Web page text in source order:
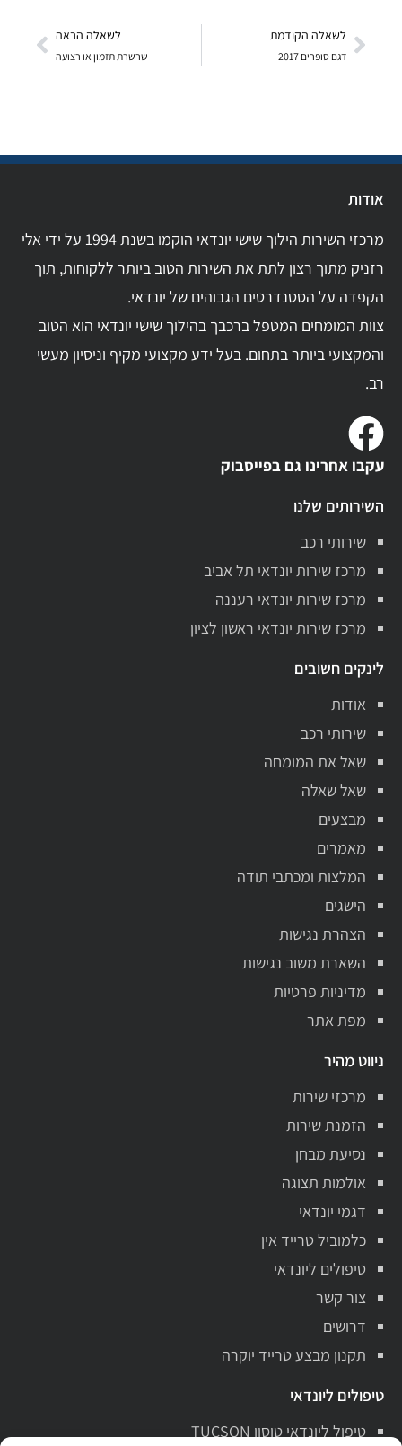
לשאלה הקודמת
דגם סופרים 2017
לשאלה הבאה
שרשרת תזמון או רצועה
אודות
מרכזי השירות הילוך שישי יונדאי הוקמו בשנת 1994 על ידי אלי
רזניק מתוך רצון לתת את השירות הטוב ביותר ללקוחות, תוך
הקפדה על הסטנדרטים הגבוהים של יונדאי.
צוות המומחים המטפל ברכבך בהילוך שישי יונדאי הוא הטוב
והמקצועי ביותר בתחום. בעל ידע מקצועי מקיף וניסיון מעשי
רב.
עקבו אחרינו גם בפייסבוק
השירותים שלנו
שירותי רכב
מרכז שירות יונדאי תל אביב
מרכז שירות יונדאי רעננה
מרכז שירות יונדאי ראשון לציון
לינקים חשובים
אודות
שירותי רכב
שאל את המומחה
שאל שאלה
מבצעים
מאמרים
המלצות ומכתבי תודה
הישגים
הצהרת נגישות
השארת משוב נגישות
מדיניות פרטיות
מפת אתר
ניווט מהיר
מרכזי שירות
הזמנת שירות
נסיעת מבחן
אולמות תצוגה
דגמי יונדאי
כלמוביל טרייד אין
טיפולים ליונדאי
צור קשר
דרושים
תקנון מבצע טרייד יוקרה
טיפולים ליונדאי
טיפול ליונדאי טוסון TUCSON